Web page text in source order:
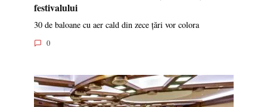
festivalului
30 de baloane cu aer cald din zece țări vor colora
0